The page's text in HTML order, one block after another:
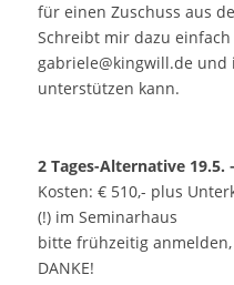
für einen Zuschuss aus
Schreibt mir dazu einfach
gabriele@kingwill.de und
unterstützen kann.
2 Tages-Alternative 19.5.
Kosten: € 510,- plus
(!) im Seminarhaus
bitte frühzeitig
DANKE!